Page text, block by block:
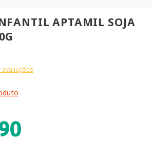
APTAMIL SOJA
avaliações